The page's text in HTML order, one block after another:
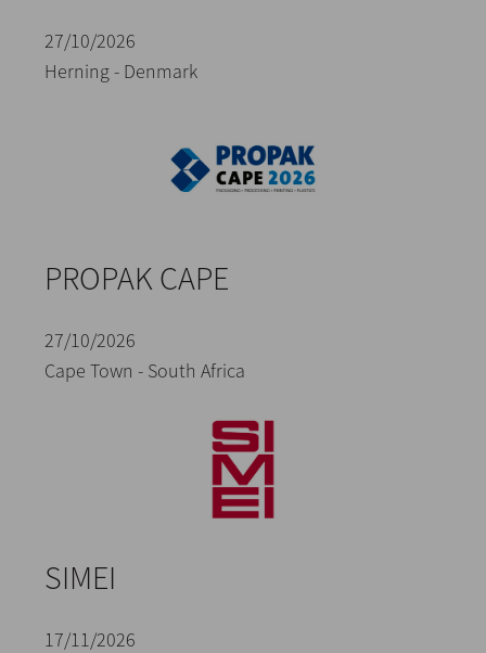
27/10/2026
Herning - Denmark
PROPAK CAPE
27/10/2026
Cape Town - South Africa
SIMEI
17/11/2026